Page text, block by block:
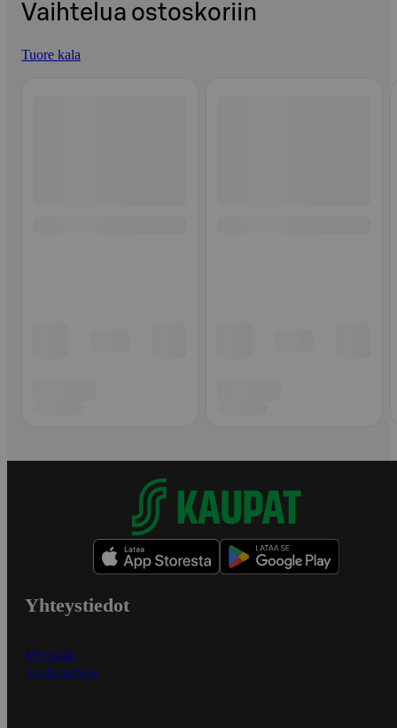
Vaihtelua ostoskoriin
Tuore kala
Yhteystiedot
Myymälät
Asiakaspalvelu